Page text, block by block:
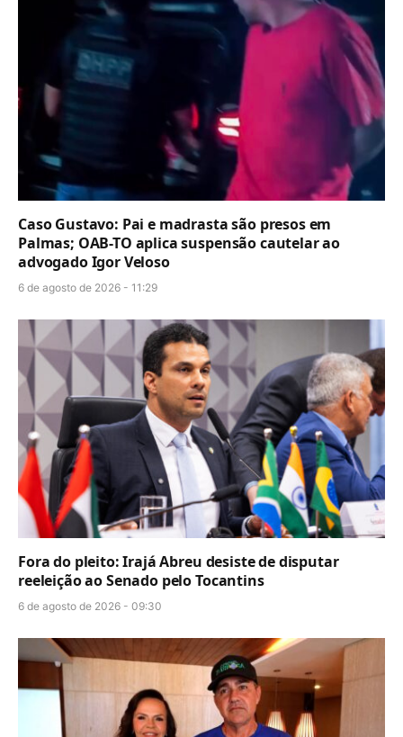
Caso Gustavo: Pai e madrasta são presos em
Palmas; OAB-TO aplica suspensão cautelar ao
advogado Igor Veloso
6 de agosto de 2026 - 11:29
Fora do pleito: Irajá Abreu desiste de disputar
reeleição ao Senado pelo Tocantins
6 de agosto de 2026 - 09:30